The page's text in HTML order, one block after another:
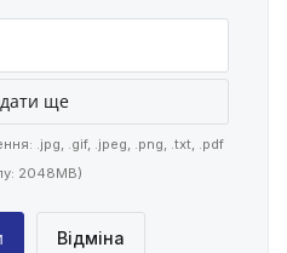
ще
.jpg, .gif, .jpeg, .png, .txt, .pdf
2048MB)
Відміна